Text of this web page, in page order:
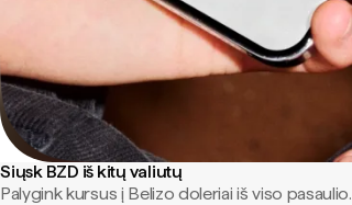
Siųsk BZD iš kitų valiutų
Palygink kursus į Belizo doleriai iš viso pasaulio.